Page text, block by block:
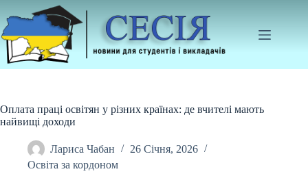
до
вмісту
Оплата праці освітян у різних країнах: де вчителі мають
найвищі доходи
Лариса Чабан
26 Січня, 2026
Освіта за кордоном